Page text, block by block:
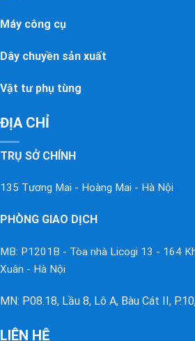
Máy công cụ
Dây chuyền sản xuất
Vật tư phụ tùng
ĐỊA CHỈ
TRỤ SỞ CHÍNH
135 Tương Mai - Hoàng Mai - Hà Nội
PHÒNG GIAO DỊCH
MB: P1201B - Tòa nhà Licogi 13 - 164
Xuân - Hà Nội
MN: P08.18, Lầu 8, Lô A, Bàu Cát II,
LIÊN HỆ